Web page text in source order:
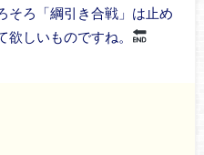
そろ「綱引き合戦」は止め
しいものですね。